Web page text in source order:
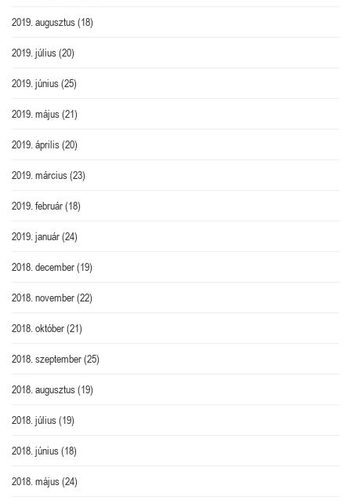
2019. augusztus(18)
2019. július(20)
2019. június(25)
2019. május(21)
2019. április(20)
2019. március(23)
2019. február(18)
2019. január(24)
2018. december(19)
2018. november(22)
2018. október(21)
2018. szeptember(25)
2018. augusztus(19)
2018. július(19)
2018. június(18)
2018. május(24)